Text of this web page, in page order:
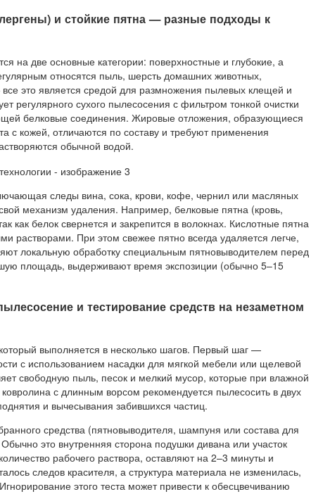
и стойкие пятна — разные подходы к
на две основные категории: поверхностные и глубокие, а
относятся пыль, шерсть домашних животных,
это является средой для размножения пылевых клещей и
регулярного сухого пылесосения с фильтром тонкой очистки
белковые соединения. Жировые отложения, образующиеся
с кожей, отличаются по составу и требуют применения
обычной водой.
следы вина, сока, крови, кофе, чернил или масляных
механизм удаления. Например, белковые пятна (кровь,
как белок свернется и закрепится в волокнах. Кислотные пятна
растворами. При этом свежее пятно всегда удаляется легче,
локальную обработку специальным пятновыводителем перед
площадь, выдерживают время экспозиции (обычно 5–15
и тестирование средств на незаметном
выполняется в несколько шагов. Первый шаг —
с использованием насадки для мягкой мебели или щелевой
свободную пыль, песок и мелкий мусор, которые при влажной
с длинным ворсом рекомендуется пылесосить в двух
и вычесывания забившихся частиц.
средства (пятновыводителя, шампуня или состава для
это внутренняя сторона подушки дивана или участок
рабочего раствора, оставляют на 2–3 минуты и
следов красителя, а структура материала не изменилась,
этого теста может привести к обесцвечиванию